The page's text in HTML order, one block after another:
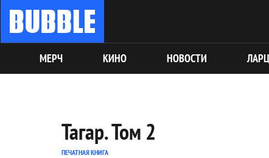
МЕРЧ КИНО НОВОСТИ
Тагар. Том 2
ПЕЧАТНАЯ КНИГА